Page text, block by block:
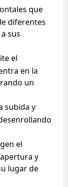
que
diferentes
sus
el
en la
un
subida y
el
y
lugar de